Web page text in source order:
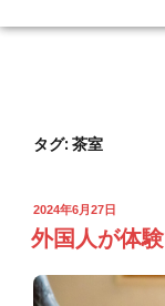
タグ: 茶室
2024年6月27日
外国人が体